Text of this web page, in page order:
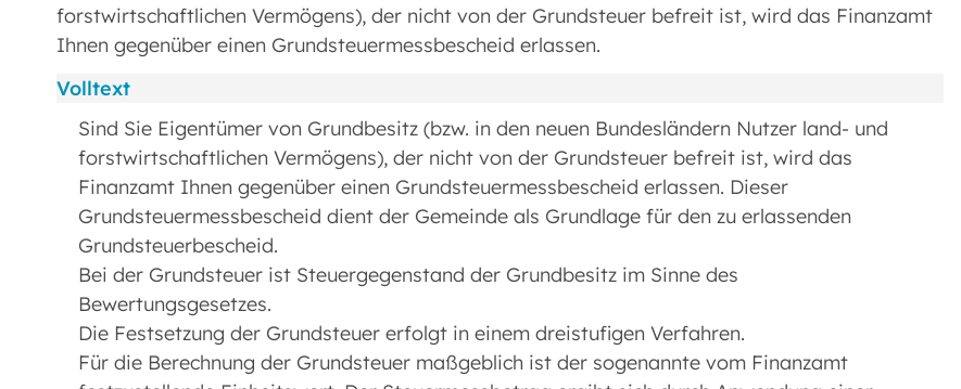
forstwirtschaftlichen Vermögens), der nicht von der Grundsteuer befreit ist, wird das Finanzamt
Ihnen gegenüber einen Grundsteuermessbescheid erlassen.
Volltext
Sind Sie Eigentümer von Grundbesitz (bzw. in den neuen Bundesländern Nutzer land- und
forstwirtschaftlichen Vermögens), der nicht von der Grundsteuer befreit ist, wird das
Finanzamt Ihnen gegenüber einen Grundsteuermessbescheid erlassen. Dieser
Grundsteuermessbescheid dient der Gemeinde als Grundlage für den zu erlassenden
Grundsteuerbescheid.
Bei der Grundsteuer ist Steuergegenstand der Grundbesitz im Sinne des
Bewertungsgesetzes.
Die Festsetzung der Grundsteuer erfolgt in einem dreistufigen Verfahren.
Für die Berechnung der Grundsteuer maßgeblich ist der sogenannte vom Finanzamt